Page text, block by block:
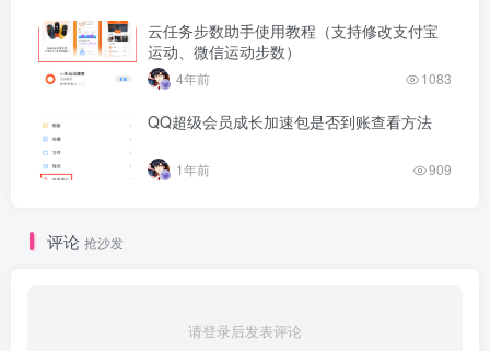
云任务步数助手使用教程（支持修改支付宝
运动、微信运动步数）
4年前 1083
QQ超级会员成长加速包是否到账查看方法
1年前 909
评论 抢沙发
请登录后发表评论